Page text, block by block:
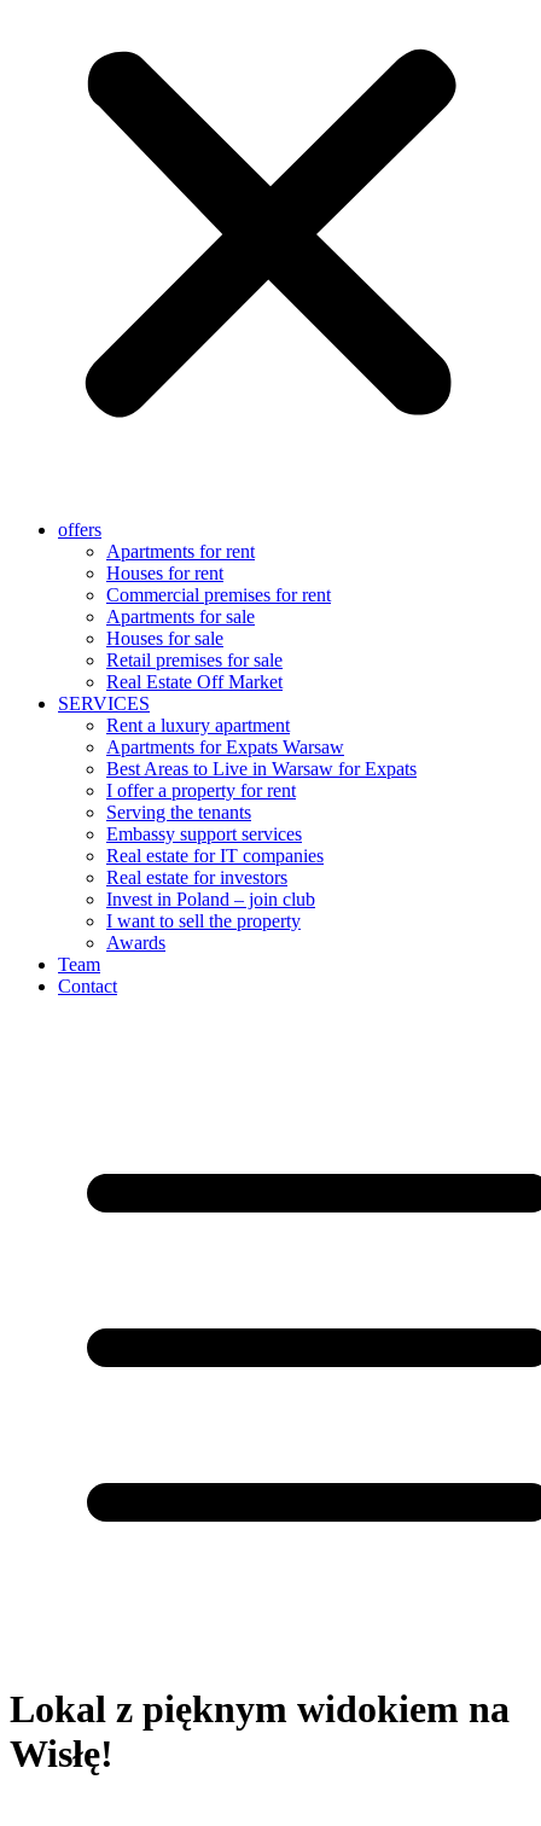
offers
Apartments for rent
Houses for rent
Commercial premises for rent
Apartments for sale
Houses for sale
Retail premises for sale
Real Estate Off Market
SERVICES
Rent a luxury apartment
Apartments for Expats Warsaw
Best Areas to Live in Warsaw for Expats
I offer a property for rent
Serving the tenants
Embassy support services
Real estate for IT companies
Real estate for investors
Invest in Poland – join club
I want to sell the property
Awards
Team
Contact
Lokal z pięknym widokiem na
Wisłę!